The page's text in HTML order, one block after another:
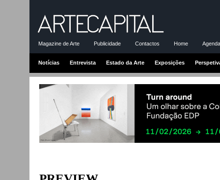
Magazine de Arte Publicidade Contactos Home
Notícias Entrevista Estado da Arte Exposições